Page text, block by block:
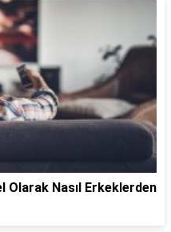
Olarak Nasıl Erkeklerden